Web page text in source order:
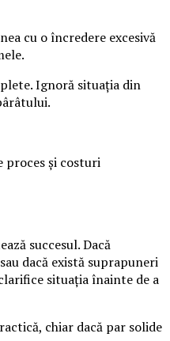
cu o încredere excesivă
Ignoră situația din
proces și costuri
succesul. Dacă
dacă există suprapuneri
situația înainte de a
chiar dacă par solide